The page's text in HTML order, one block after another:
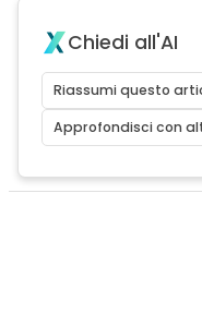
Chiedi all'AI
Riassumi questo
Approfondisci con